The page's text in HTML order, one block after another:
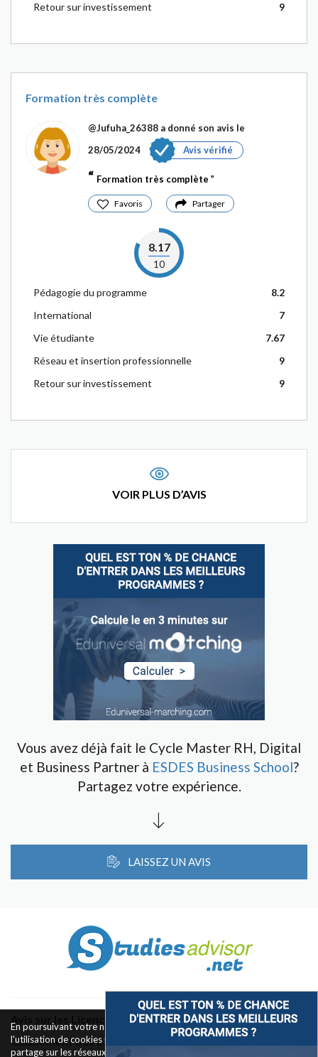
Retour sur investissement
9
Formation très complète
@Jufuha_26388 a donné son avis le
28/05/2024
Avis vérifié
Formation très complète
Favoris Partager
8.17
10
Pédagogie du programme
8.2
International
7
Vie étudiante
7.67
Réseau et insertion professionnelle
9
Retour sur investissement
9
VOIR PLUS D’AVIS
Vous avez déjà fait le Cycle Master RH, Digital
et Business Partner à ESDES Business School?
Partagez votre expérience.
LAISSEZ UN AVIS
Avis sur les Licences & Bachelors
Classement des Écoles
En poursuivant votre navigation sur ce site, vous acceptez
l'utilisation de cookies pour le fonctionnement des boutons de
partage sur les réseaux sociaux et la mesure d'audience des